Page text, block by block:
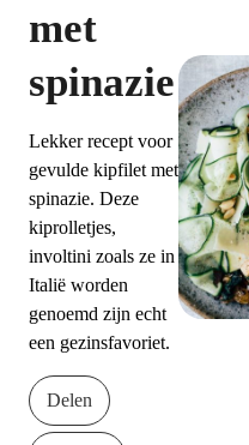
met
spinazie
Lekker recept voor
gevulde kipfilet met
spinazie. Deze
kiprolletjes,
involtini zoals ze in
Italië worden
genoemd zijn echt
een gezinsfavoriet.
Delen